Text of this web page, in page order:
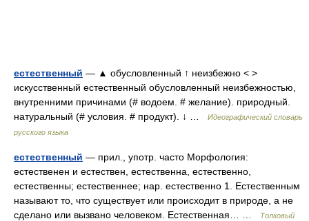
естественный — ▲ обусловленный ↑ неизбежно < >
искусственный естественный обусловленный неизбежностью,
внутренними причинами (# водоем. # желание). природный.
натуральный (# условия. # продукт). ↓ …
Идеографический словарь
русского языка
естественный — прил., употр. часто Морфология:
естественен и естествен, естественна, естественно,
естественны; естественнее; нар. естественно 1. Естественным
называют то, что существует или происходит в природе, а не
сделано или вызвано человеком. Естественная… …
Толковый